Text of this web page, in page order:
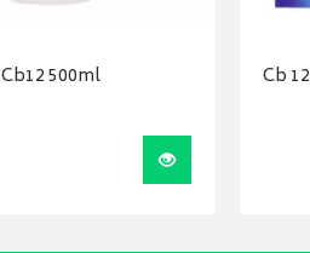
Cb12 500ml
Visualiser
Cb